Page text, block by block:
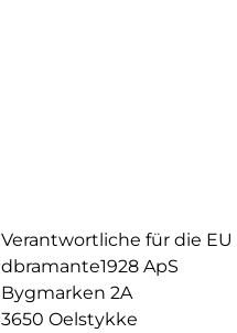
Verantwortliche für die EU
dbramante1928 ApS
Bygmarken 2A
3650 Oelstykke